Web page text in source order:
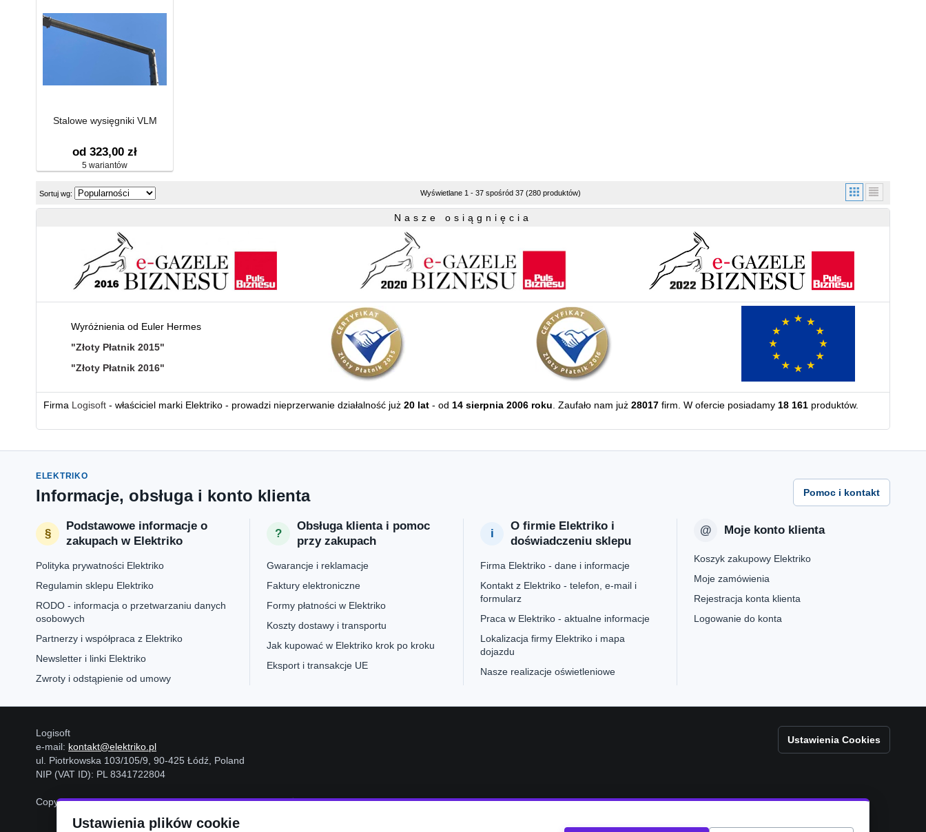
Stalowe wysięgniki VLM
od 323,00 zł
5 wariantów
Sortuj wg: Wyświetlane 1 - 37 spośród 37 (280 produktów)
Nasze osiągnięcia
Wyróżnienia od Euler Hermes
"Złoty Płatnik 2015"
"Złoty Płatnik 2016"
Firma Logisoft - właściciel marki Elektriko - prowadzi nieprzerwanie działalność już 20 lat - od 14 sierpnia 2006 roku. Zaufało nam już 28017 firm. W ofercie posiadamy 18 161 produktów.
ELEKTRIKO
Informacje, obsługa i konto klienta Pomoc i kontakt
Podstawowe informacje o
zakupach w Elektriko
Polityka prywatności Elektriko
Regulamin sklepu Elektriko
RODO - informacja o przetwarzaniu danych
osobowych
Partnerzy i współpraca z Elektriko
Newsletter i linki Elektriko
Zwroty i odstąpienie od umowy
Obsługa klienta i pomoc
przy zakupach
Gwarancje i reklamacje
Faktury elektroniczne
Formy płatności w Elektriko
Koszty dostawy i transportu
Jak kupować w Elektriko krok po kroku
Eksport i transakcje UE
O firmie Elektriko i
doświadczeniu sklepu
Firma Elektriko - dane i informacje
Kontakt z Elektriko - telefon, e-mail i
formularz
Praca w Elektriko - aktualne informacje
Lokalizacja firmy Elektriko i mapa
dojazdu
Nasze realizacje oświetleniowe
Moje konto klienta
Koszyk zakupowy Elektriko
Moje zamówienia
Rejestracja konta klienta
Logowanie do konta
Logisoft
e-mail: kontakt@elektriko.pl
ul. Piotrkowska 103/105/9, 90-425 Łódź, Poland
NIP (VAT ID): PL 8341722804
Copyright © 2006-2026LogisoftWszystkie prawa zastrzeżone
Ustawienia Cookies
Ustawienia plików cookie